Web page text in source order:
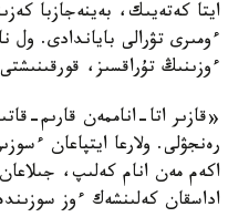
ايتا كەتەيىك، بەينەجازبا
ءومىرى تۋرالى باياندادى. ول
ءوزىنىڭ تۇراقسىز،
«قازىر اتا-اناممەن قارىم-
رەنجۋلى. ولارعا ايتپاعان
اكەم مەن انام كەلىپ،
اداسقان كەلىنشەك ءوز